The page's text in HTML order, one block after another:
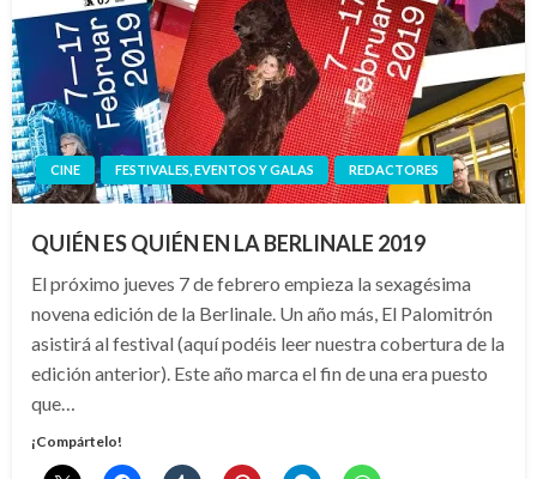
CINE FESTIVALES, EVENTOS Y GALAS REDACTORES
QUIÉN ES QUIÉN EN LA BERLINALE 2019
El próximo jueves 7 de febrero empieza la sexagésima
novena edición de la Berlinale. Un año más, El Palomitrón
asistirá al festival (aquí podéis leer nuestra cobertura de la
edición anterior). Este año marca el fin de una era puesto
que…
¡Compártelo!